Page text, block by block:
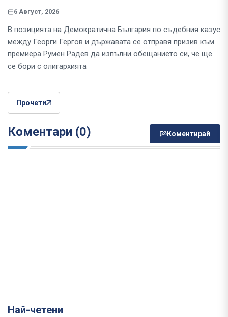
6 Август, 2026
В позицията на Демократична България по съдебния казус
между Георги Гергов и държавата се отправя призив към
премиера Румен Радев да изпълни обещанието си, че ще
се бори с олигархията
Прочети
Коментари (0) Коментирай
Най-четени